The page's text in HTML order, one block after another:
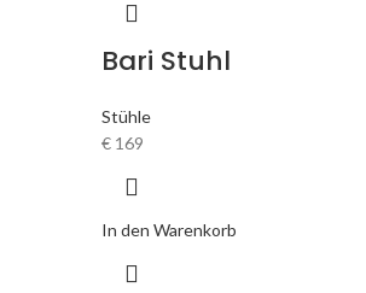
Bari Stuhl
Stühle
€ 169
In den Warenkorb